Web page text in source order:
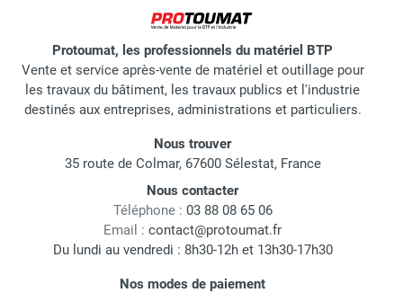
Protoumat, les professionnels du matériel BTP
Vente et service après-vente de matériel et outillage pour
les travaux du bâtiment, les travaux publics et l'industrie
destinés aux entreprises, administrations et particuliers.
Nous trouver
35 route de Colmar, 67600 Sélestat, France
Nous contacter
Téléphone : 03 88 08 65 06
Email : contact@protoumat.fr
Du lundi au vendredi : 8h30-12h et 13h30-17h30
Nos modes de paiement